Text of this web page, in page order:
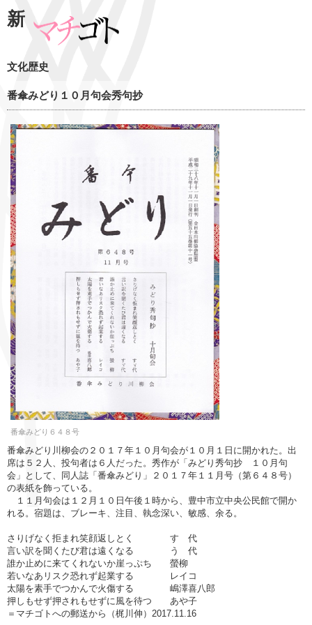
新
文化歴史
番傘みどり１０月句会秀句抄
番傘みどり６４８号
番傘みどり川柳会の２０１７年１０月句会が１０月１日に開かれた。出
席は５２人、投句者は６人だった。秀作が「みどり秀句抄 １０月句
会」として、同人誌「番傘みどり」２０１７年１１月号（第６４８号）
の表紙を飾っている。
１１月句会は１２月１０日午後１時から、豊中市立中央公民館で開か
れる。宿題は、ブレーキ、注目、執念深い、敏感、余る。
さりげなく拒まれ笑顔返しとく すゞ代
言い訳を聞くたび君は遠くなる うゞ代
誰か止めに来てくれないか崖っぷち 螢柳
若いなあリスク恐れず起業する レイコ
太陽を素手でつかんで火傷する 嶋澤喜八郎
押しもせず押されもせずに風を待つ あや子
＝マチゴトへの郵送から（梶川伸）2017.11.16